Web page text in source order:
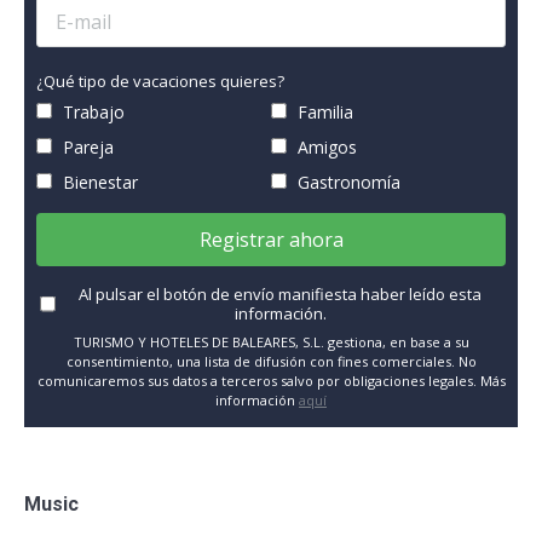
¿Qué tipo de vacaciones quieres?
Trabajo
Familia
Pareja
Amigos
Bienestar
Gastronomía
Registrar ahora
Al pulsar el botón de envío manifiesta haber leído esta
información.
TURISMO Y HOTELES DE BALEARES, S.L. gestiona, en base a su
consentimiento, una lista de difusión con fines comerciales. No
comunicaremos sus datos a terceros salvo por obligaciones legales. Más
información aquí
Music